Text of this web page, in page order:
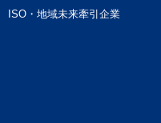
ISO・地域未来牽引企業